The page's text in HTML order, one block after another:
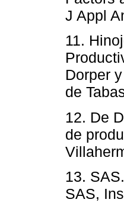
J Appl
11.
Dorper
de
12. De
de
13.
SAS,